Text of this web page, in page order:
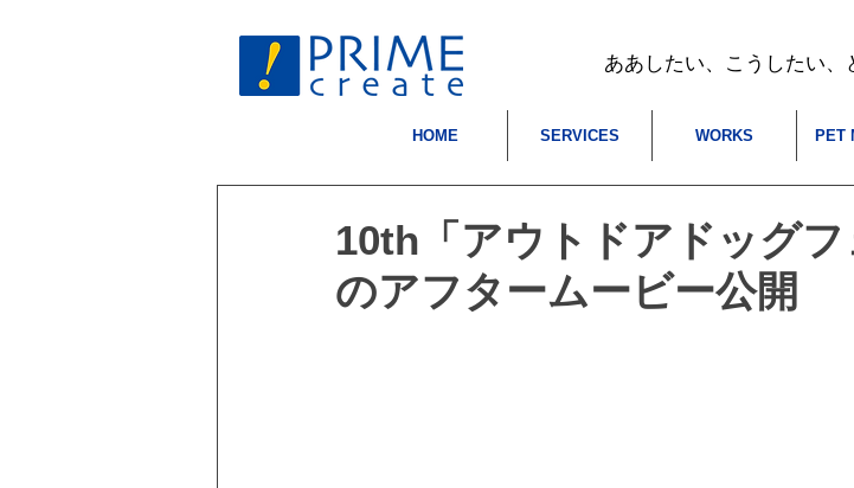
ああしたい、こうしたい、
HOME SERVICES WORKS PET
10th「アウトドアドッグフ
のアフタームービー公開